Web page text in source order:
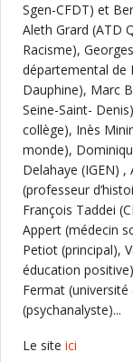
Sgen-CFDT) et
Aleth Grard (ATD
Racisme),
départemental de
Dauphine), Marc
Seine-Saint-
collège), Inès
monde),
Delahaye (IGEN)
(professeur
François Taddei
Appert (médecin
Petiot (principal),
éducation
Fermat
(psychanalyste)...
Le site ici